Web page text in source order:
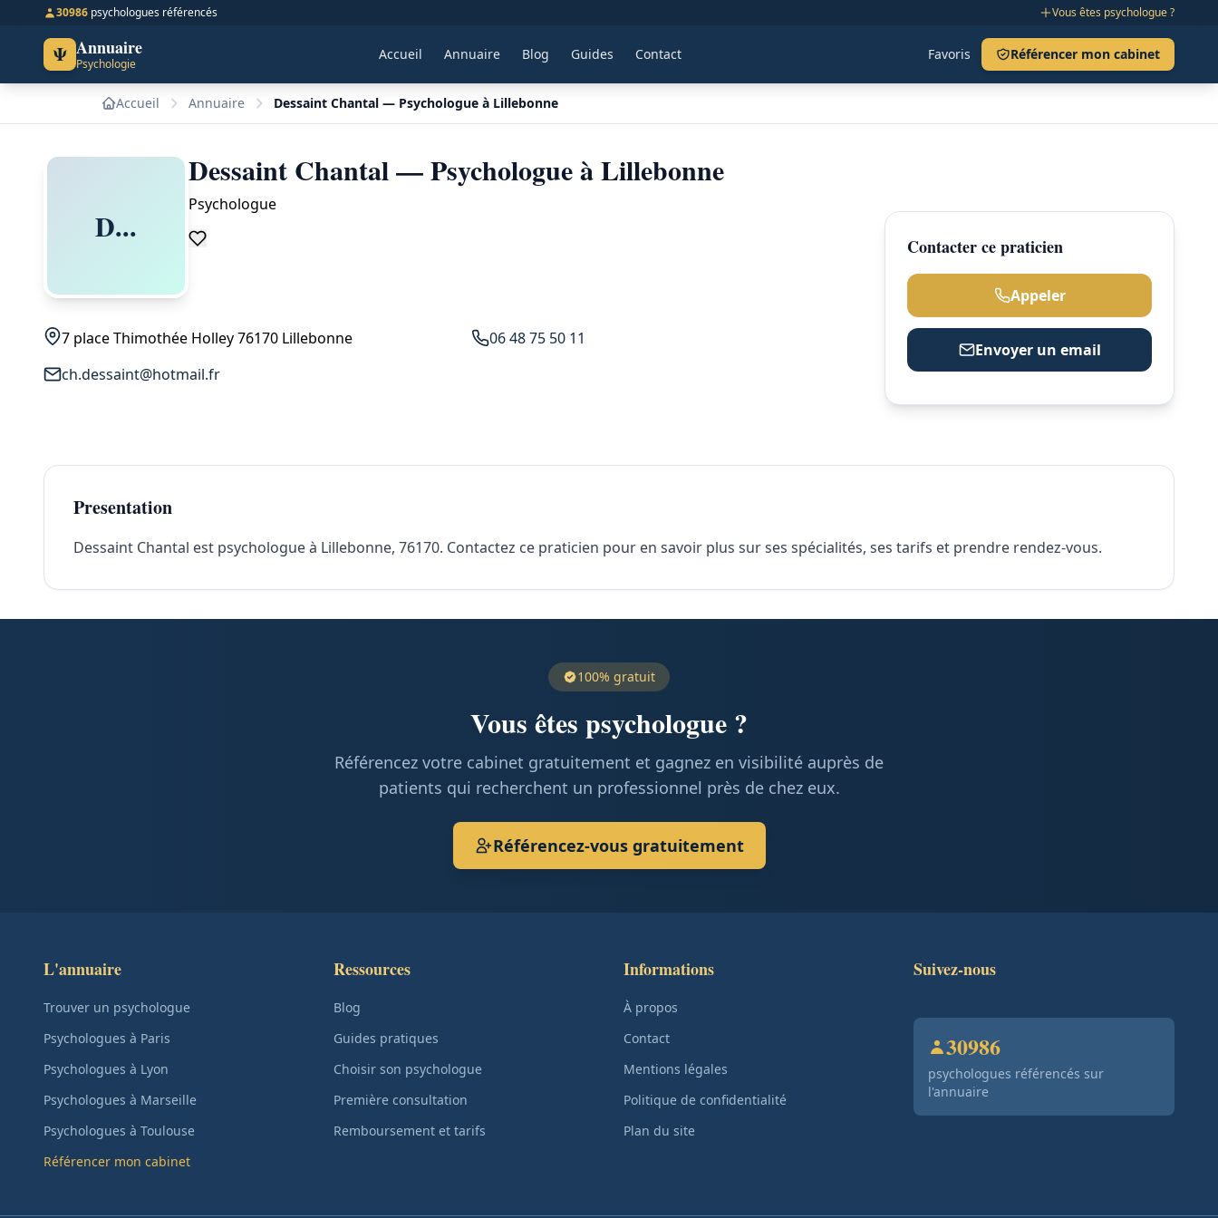
30986 psychologues référencés Vous êtes psychologue ?
Ψ Annuaire
Psychologie
Accueil Annuaire Blog Guides Contact Favoris Référencer mon cabinet
Accueil Annuaire Dessaint Chantal — Psychologue à Lillebonne
D...
Dessaint Chantal — Psychologue à Lillebonne
Psychologue
7 place Thimothée Holley 76170 Lillebonne
06 48 75 50 11
ch.dessaint@hotmail.fr
Contacter ce praticien
Appeler
Envoyer un email
Presentation
Dessaint Chantal est psychologue à Lillebonne, 76170. Contactez ce praticien pour en savoir plus sur ses spécialités, ses tarifs et prendre rendez-vous.
100% gratuit
Vous êtes psychologue ?
Référencez votre cabinet gratuitement et gagnez en visibilité auprès de
patients qui recherchent un professionnel près de chez eux.
Référencez-vous gratuitement
L'annuaire
Trouver un psychologue
Psychologues à Paris
Psychologues à Lyon
Psychologues à Marseille
Psychologues à Toulouse
Référencer mon cabinet
Ressources
Blog
Guides pratiques
Choisir son psychologue
Première consultation
Remboursement et tarifs
Informations
À propos
Contact
Mentions légales
Politique de confidentialité
Plan du site
Suivez-nous
30986
psychologues référencés sur
l'annuaire